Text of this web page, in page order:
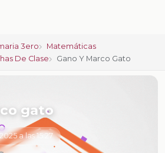
3ero
Matemáticas
De Clase Gano Y Marco Gato
gato
a las 15:27